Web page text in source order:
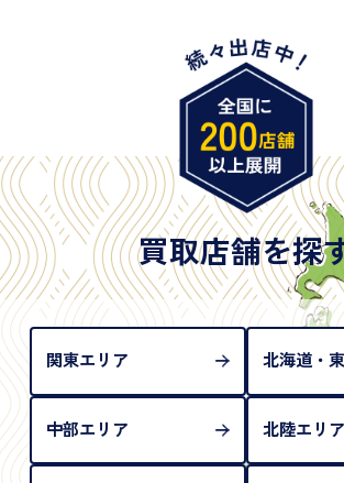
・旧パスポート
※原則として「公的機関が発行し、
年月日が記載されているもの
※日本国政府発行のもの
※2020年2月4日以降に申請された新
は「所持人記入欄（住所記載欄）
め、単体では古物営業法上の本人確
められない（住所確認ができないた
が必要となります
買取店舗を探
関東エリア 北海道・
中部エリア 北陸エリア